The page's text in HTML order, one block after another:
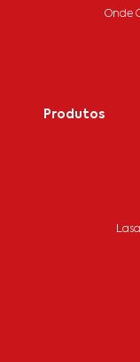
Onde
Produtos